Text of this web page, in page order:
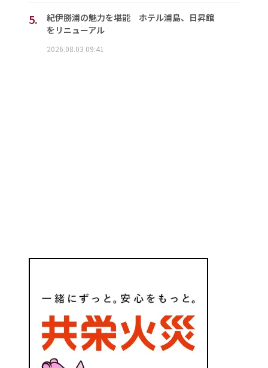
5.
紀伊勝浦の魅力を堪能 ホテル浦島、日昇館
をリニューアル
2026.08.03 09:41